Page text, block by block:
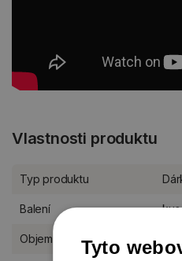
Vlastnosti produktu
Typ produktu
Balení kus
Objem
Tyto